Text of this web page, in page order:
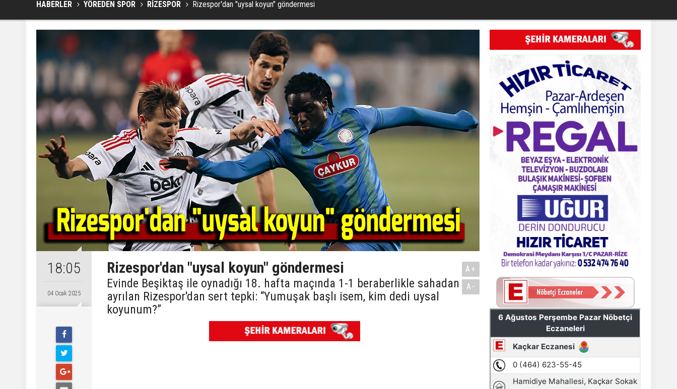
HABERLER YÖREDEN SPOR RİZESPOR Rizespor'dan "uysal koyun" göndermesi
18:05
04 Ocak 2025
Rizespor'dan "uysal koyun" göndermesi
Evinde Beşiktaş ile oynadığı 18. hafta maçında 1-1 beraberlikle sahadan
ayrılan Rizespor'dan sert tepki: “Yumuşak başlı isem, kim dedi uysal
koyunum?”
A+
A-